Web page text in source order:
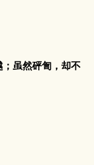
虽然砰訇，却不